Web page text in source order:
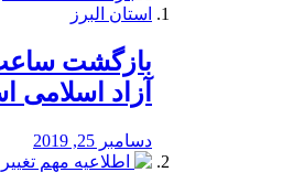
بازگشت
آزاد اسلامی
دسامبر 25, 2019